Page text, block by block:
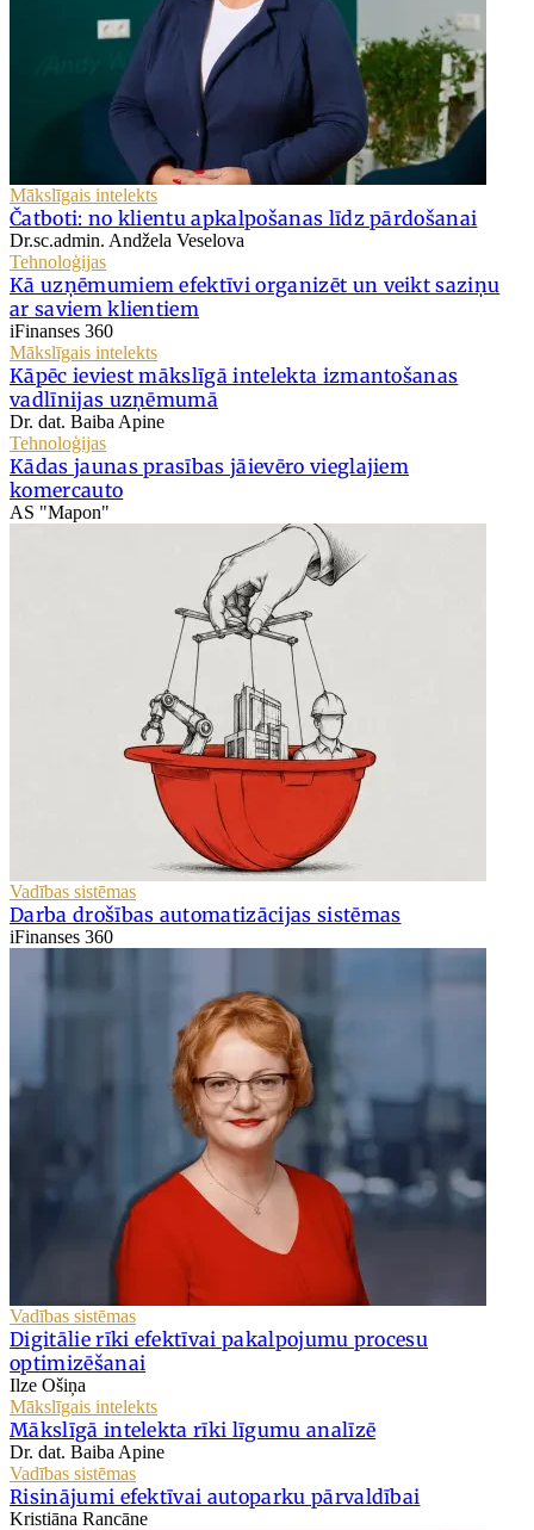
Mākslīgais intelekts
Čatboti: no klientu apkalpošanas līdz pārdošanai
Dr.sc.admin. Andžela Veselova
Tehnoloģijas
Kā uzņēmumiem efektīvi organizēt un veikt saziņu
ar saviem klientiem
iFinanses 360
Mākslīgais intelekts
Kāpēc ieviest mākslīgā intelekta izmantošanas
vadlīnijas uzņēmumā
Dr. dat. Baiba Apine
Tehnoloģijas
Kādas jaunas prasības jāievēro vieglajiem
komercauto
AS "Mapon"
Vadības sistēmas
Darba drošības automatizācijas sistēmas
iFinanses 360
Vadības sistēmas
Digitālie rīki efektīvai pakalpojumu procesu
optimizēšanai
Ilze Ošiņa
Mākslīgais intelekts
Mākslīgā intelekta rīki līgumu analīzē
Dr. dat. Baiba Apine
Vadības sistēmas
Risinājumi efektīvai autoparku pārvaldībai
Kristiāna Rancāne